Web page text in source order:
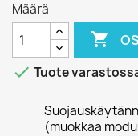
Määrä

 Tuote
(muokkaa